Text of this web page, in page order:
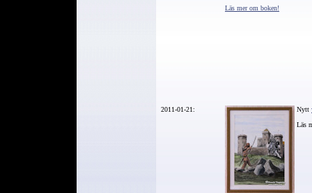
Läs mer om boken!
2011-01-21: Nytt
Läs